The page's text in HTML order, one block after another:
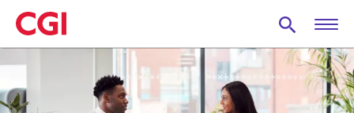
Skip
to
main
content